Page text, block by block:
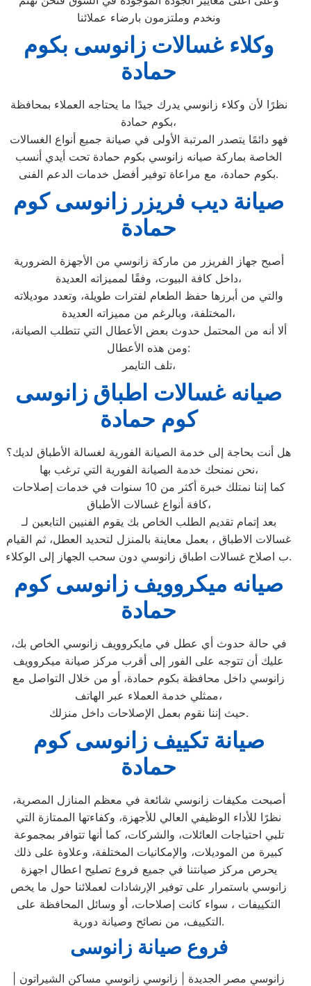
ونخدم وملتزمون بارضاء عملائنا
وكلاء غسالات زانوسى بكوم
حمادة
نظرًا لأن وكلاء زانوسي يدرك جيدًا ما يحتاجه العملاء بمحافظة
بكوم حمادة،
فهو دائمًا يتصدر المرتبة الأولى في صيانة جميع أنواع الغسالات
الخاصة بماركة صيانه زانوسي بكوم حمادة تحت أيدي أنسب
بكوم حمادة، مع مراعاة توفير أفضل خدمات الدعم الفنى.
صيانة ديب فريزر زانوسى كوم
حمادة
أصبح جهاز الفريزر من ماركة زانوسي من الأجهزة الضرورية
داخل كافة البيوت، وفقًا لمميزاته العديدة،
والتي من أبرزها حفظ الطعام لفترات طويلة، وتعدد موديلاته
المختلفة، وبالرغم من مميزاته العديدة،
ألا أنه من المحتمل حدوث بعض الأعطال التي تتطلب الصيانة،
ومن هذه الأعطال:
تلف التايمر،
صيانه غسالات اطباق زانوسى
كوم حمادة
هل أنت بحاجة إلى خدمة الصيانة الفورية لغسالة الأطباق لديك؟
نحن نمنحك خدمة الصيانة الفورية التي ترغب بها،
كما إننا نمتلك خبرة أكثر من 10 سنوات في خدمات إصلاحات
كافة أنواع غسالات الأطباق،
بعد إتمام تقديم الطلب الخاص بك يقوم الفنيين التابعين لـ
غسالات الاطباق ، بعمل معاينة بالمنزل لتحديد العطل، ثم القيام
ب اصلاح غسالات اطباق زانوسي دون سحب الجهاز إلى الوكلاء.
صيانه ميكروويف زانوسى كوم
حمادة
في حالة حدوث أي عطل في مايكروويف زانوسي الخاص بك،
عليك أن تتوجه على الفور إلى أقرب مركز صيانة ميكروويف
زانوسي داخل محافظة بكوم حمادة، أو من خلال التواصل مع
ممثلي خدمة العملاء عبر الهاتف،
حيث إننا نقوم بعمل الإصلاحات داخل منزلك.
صيانة تكييف زانوسى كوم
حمادة
أصبحت مكيفات زانوسي شائعة في معظم المنازل المصرية،
نظرًا للأداء الوظيفي العالي للأجهزة، وكفاءتها الممتازة التي
تلبي احتياجات العائلات، والشركات، كما أنها تتوافر بمجموعة
كبيرة من الموديلات، والإمكانيات المختلفة، وعلاوة على ذلك
يحرص مركز صيانتنا في جميع فروع تصليح اعطال اجهزة
زانوسي باستمرار على توفير الإرشادات لعملائنا حول ما يخص
التكييفات ، سواء كانت إصلاحات، أو وسائل المحافظة على
التكييف، من نصائح وصيانة دورية.
فروع صيانة زانوسى
زانوسي مصر الجديدة | زانوسي زانوسي مساكن الشيراتون |